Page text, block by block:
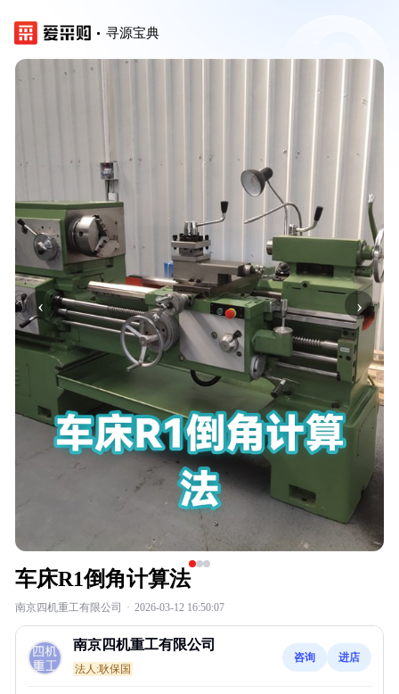
寻源宝典
‹ ›
车床R1倒角计算法
南京四机重工有限公司 · 2026-03-12 16:50:07
南京四机重工有限公司
法人:耿保国
咨询 进店